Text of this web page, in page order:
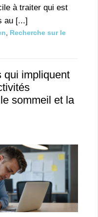
à traiter qui est
au [...]
, Recherche sur le
qui impliquent
sommeil et la